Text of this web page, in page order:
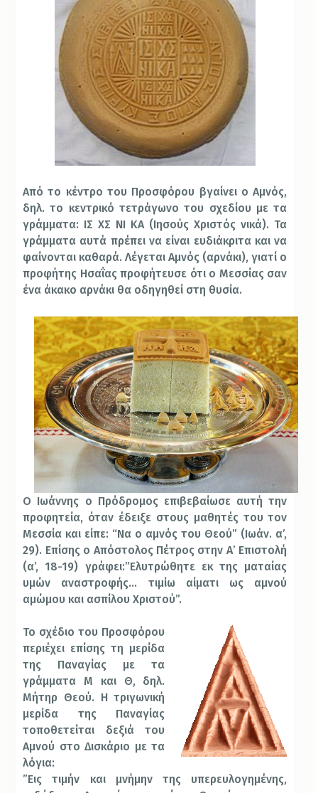
Από το κέντρο του Προσφόρου βγαίνει ο Αμνός,
δηλ. το κεντρικό τετράγωνο του σχεδίου με τα
γράμματα: ΙΣ ΧΣ ΝΙ ΚΑ (Ιησούς Χριστός νικά). Τα
γράμματα αυτά πρέπει να είναι ευδιάκριτα και να
φαίνονται καθαρά. Λέγεται Αμνός (αρνάκι), γιατί ο
προφήτης Ησαΐας προφήτευσε ότι ο Μεσσίας σαν
ένα άκακο αρνάκι θα οδηγηθεί στη θυσία.
Ο Ιωάννης ο Πρόδρομος επιβεβαίωσε αυτή την
προφητεία, όταν έδειξε στους μαθητές του τον
Μεσσία και είπε: “Να ο αμνός του Θεού” (Ιωάν. α’,
29). Επίσης ο Απόστολος Πέτρος στην Α’ Επιστολή
(α’, 18-19) γράφει:”Ελυτρώθητε εκ της ματαίας
υμών αναστροφής… τιμίω αίματι ως αμνού
αμώμου και ασπίλου Χριστού”.
Το σχέδιο του Προσφόρου
περιέχει επίσης τη μερίδα
της Παναγίας με τα
γράμματα Μ και Θ, δηλ.
Μήτηρ Θεού. Η τριγωνική
μερίδα της Παναγίας
τοποθετείται δεξιά του
Αμνού στο Δισκάριο με τα
λόγια:
”Εις τιμήν και μνήμην της υπερευλογημένης,